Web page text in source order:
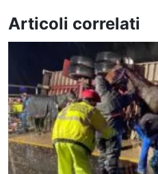
Articoli correlati